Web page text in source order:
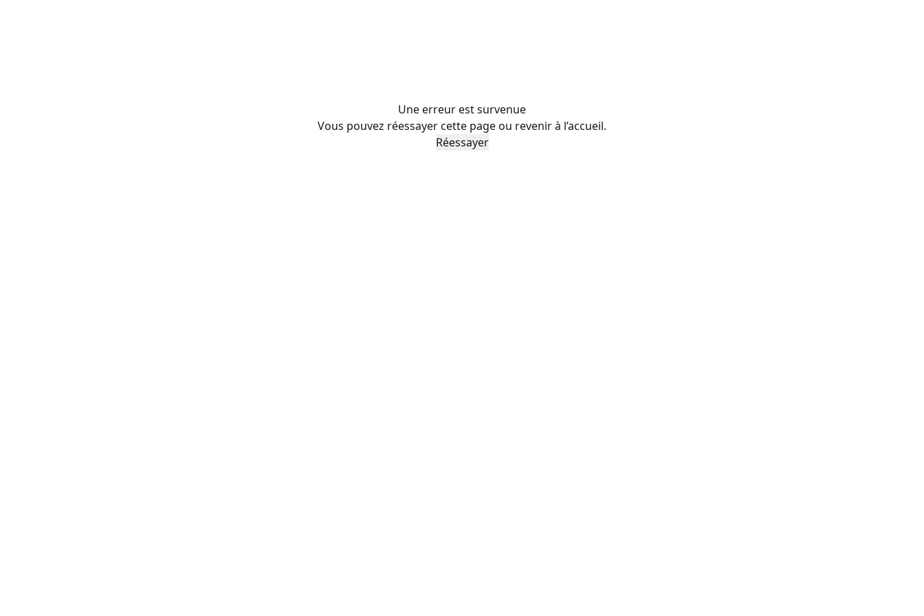
Une erreur est survenue
Vous pouvez réessayer cette page ou revenir à l’accueil.
Réessayer